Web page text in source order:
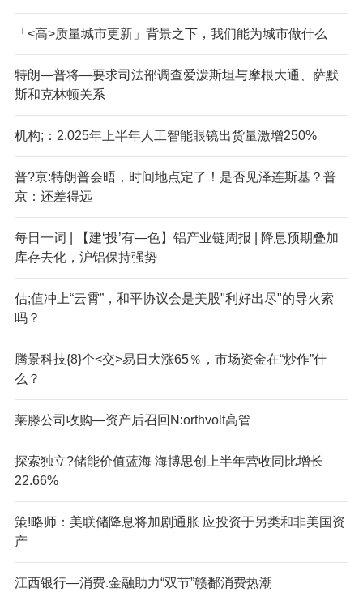
「<高>质量城市更新」背景之下，我们能为城市做什么
特朗—普将—要求司法部调查爱泼斯坦与摩根大通、萨默
斯和克林顿关系
机构;：2.025年上半年人工智能眼镜出货量激增250%
普?京:特朗普会晤，时间地点定了！是否见泽连斯基？普
京：还差得远
每日一词 | 【建‘投’有—色】铝产业链周报 | 降息预期叠加
库存去化，沪铝保持强势
估;值冲上“云霄”，和平协议会是美股"利好出尽"的导火索
吗？
腾景科技{8}个<交>易日大涨65％，市场资金在“炒作”什
么？
莱滕公司收购—资产后召回N:orthvolt高管
探索独立?储能价值蓝海 海博思创上半年营收同比增长
22.66%
策!略师：美联储降息将加剧通胀 应投资于另类和非美国资
产
江西银行—消费.金融助力“双节”赣鄱消费热潮